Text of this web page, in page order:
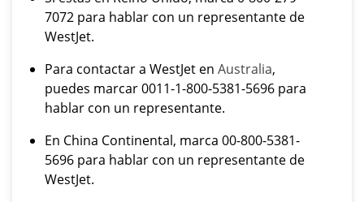
7072 para hablar con un representante de
WestJet.
Para contactar a WestJet en Australia,
puedes marcar 0011-1-800-5381-5696 para
hablar con un representante.
En China Continental, marca 00-800-5381-
5696 para hablar con un representante de
WestJet.